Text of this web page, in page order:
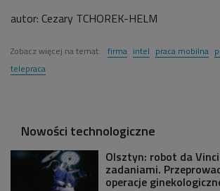
autor: Cezary TCHOREK-HELM
Zobacz więcej na temat: firma intel praca mobilna
telepraca
Nowości technologiczne
Olsztyn: robot da
zadaniami.
operacje